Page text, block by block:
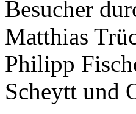
Besucher
Matthias
Philipp
Scheytt und